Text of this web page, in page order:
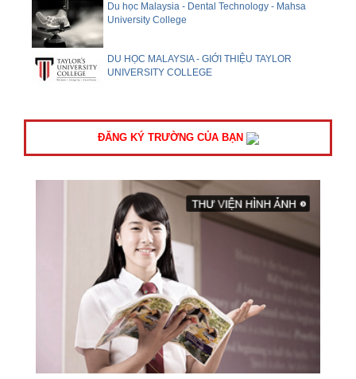
Du học Malaysia - Dental Technology - Mahsa
University College
DU HỌC MALAYSIA - GIỚI THIỆU TAYLOR
UNIVERSITY COLLEGE
ĐĂNG KÝ TRƯỜNG CỦA BẠN